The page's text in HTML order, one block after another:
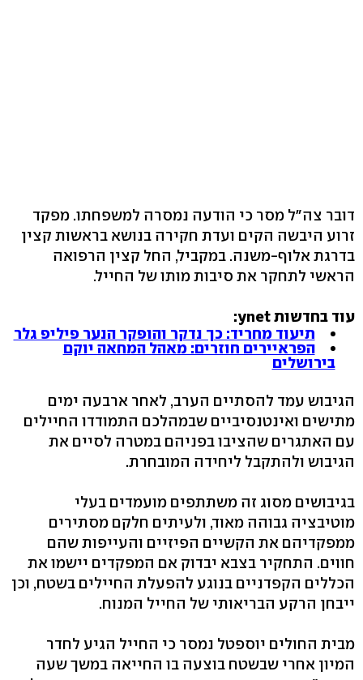
דובר צה"ל מסר כי הודעה נמסרה למשפחתו. מפקד
זרוע היבשה הקים ועדת חקירה בנושא בראשות קצין
בדרגת אלוף-משנה. במקביל, החל קצין הרפואה
הראשי לתחקר את סיבות מותו של החייל.
עוד בחדשות ynet:
תיעוד מחריד: כך נדקר והופקר הנער פיליפ גלר
הפראיירים חוזרים: מאהל המחאה יוקם
בירושלים
הגיבוש עמד להסתיים הערב, לאחר ארבעה ימים
מתישים ואינטנסיביים שבמהלכם התמודדו החיילים
עם האתגרים שהציבו בפניהם במטרה לסיים את
הגיבוש ולהתקבל ליחידה המובחרת.
בגיבושים מסוג זה משתתפים מועמדים בעלי
מוטיבציה גבוהה מאוד, ולעיתים חלקם מסתירים
ממפקדיהם את הקשיים הפיזיים והעייפות שהם
חווים. התחקיר בצבא יבדוק אם המפקדים יישמו את
הכללים הקפדניים בנוגע להפעלת החיילים בשטח, וכן
ייבחן הרקע הבריאותי של החייל המנוח.
מבית החולים יוספטל נמסר כי החייל הגיע לחדר
המיון אחרי שבשטח בוצעה בו החייאה במשך שעה